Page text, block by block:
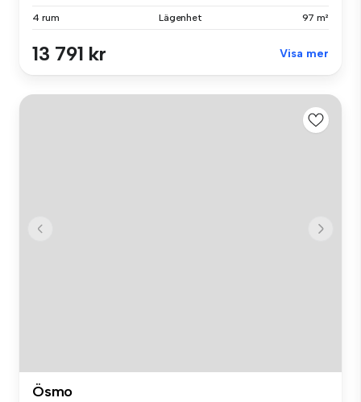
4 rum Lägenhet 97 m²
13 791 kr Visa mer
Ösmo